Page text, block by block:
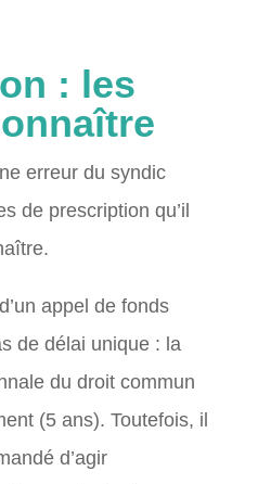
: les
erreur du syndic
de prescription qu’il
appel de fonds
de délai unique : la
du droit commun
(5 ans). Toutefois, il
d’agir